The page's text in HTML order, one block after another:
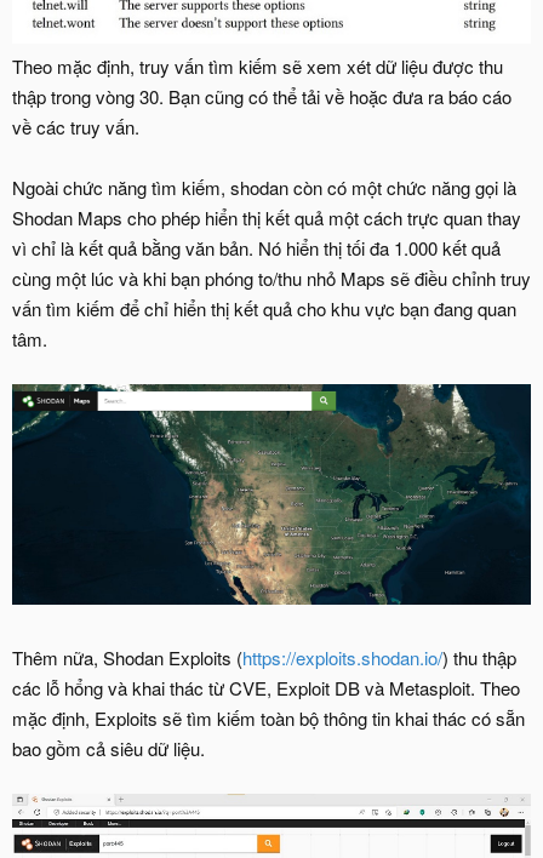
Theo mặc định, truy vấn tìm kiếm sẽ xem xét dữ liệu được thu
thập trong vòng 30. Bạn cũng có thể tải về hoặc đưa ra báo cáo
về các truy vấn.
Ngoài chức năng tìm kiếm, shodan còn có một chức năng gọi là
Shodan Maps cho phép hiển thị kết quả một cách trực quan thay
vì chỉ là kết quả bằng văn bản. Nó hiển thị tối đa 1.000 kết quả
cùng một lúc và khi bạn phóng to/thu nhỏ Maps sẽ điều chỉnh truy
vấn tìm kiếm để chỉ hiển thị kết quả cho khu vực bạn đang quan
tâm.
Thêm nữa, Shodan Exploits (https://exploits.shodan.io/) thu thập
các lỗ hổng và khai thác từ CVE, Exploit DB và Metasploit. Theo
mặc định, Exploits sẽ tìm kiếm toàn bộ thông tin khai thác có sẵn
bao gồm cả siêu dữ liệu.